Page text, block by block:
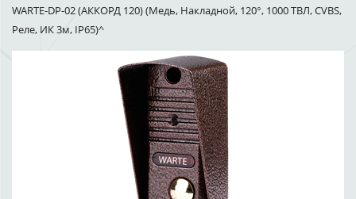
WARTE-DP-02 (АККОРД 120) (Медь, Накладной, 120°, 1000 ТВЛ, CVBS,
Реле, ИК 3м, IP65)^